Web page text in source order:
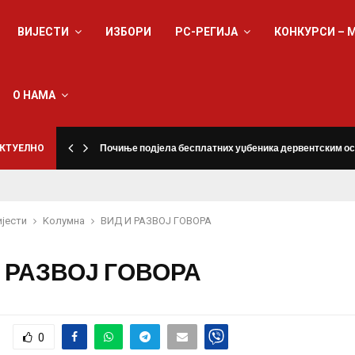
ВИЈЕСТИ ИЗБОРИ РС-РЕГИЈА КОНКУРСИ –
О НАМА
Почиње подјела бесплатних уџбеника дервентским
Kолумнa ВИД И РАЗВОЈ ГОВОРА
ГОВОРА
0